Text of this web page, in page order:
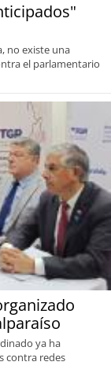
no existe una
el parlamentario
ya ha
contra redes